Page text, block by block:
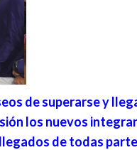
de superarse y
los nuevos
de todas